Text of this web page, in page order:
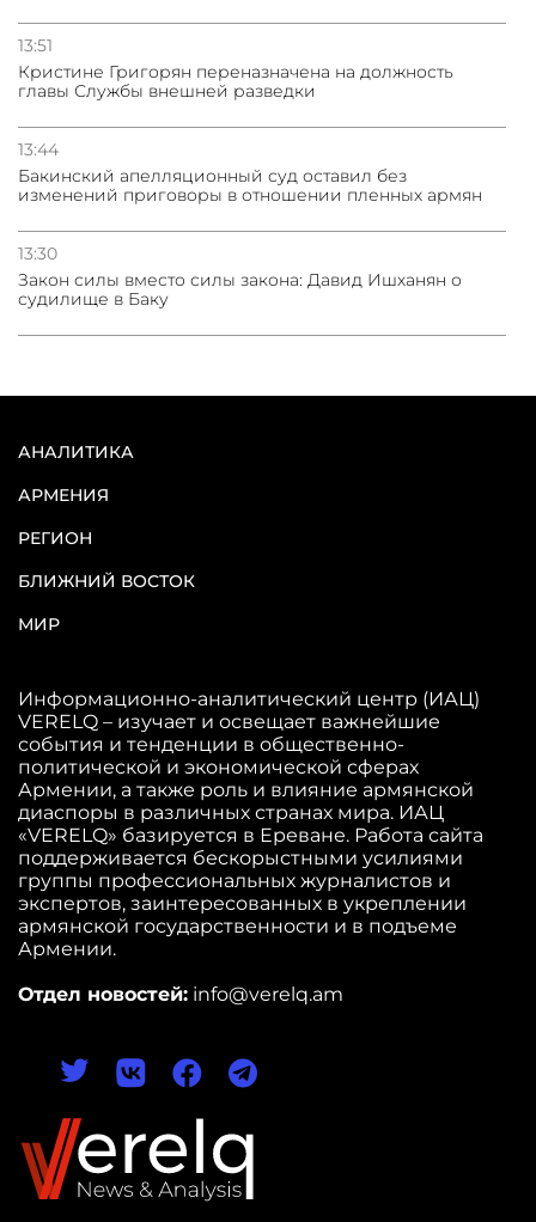
13:51
Кристине Григорян переназначена на должность
главы Службы внешней разведки
13:44
Бакинский апелляционный суд оставил без
изменений приговоры в отношении пленных армян
13:30
Закон силы вместо силы закона: Давид Ишханян о
судилище в Баку
АНАЛИТИКА
АРМЕНИЯ
РЕГИОН
БЛИЖНИЙ ВОСТОК
МИР
Информационно-аналитический центр (ИАЦ)
VERELQ – изучает и освещает важнейшие
события и тенденции в общественно-
политической и экономической сферах
Армении, а также роль и влияние армянской
диаспоры в различных странах мира. ИАЦ
«VERELQ» базируется в Ереване. Работа сайта
поддерживается бескорыстными усилиями
группы профессиональных журналистов и
экспертов, заинтересованных в укреплении
армянской государственности и в подъеме
Армении.
Отдел новостей: info@verelq.am